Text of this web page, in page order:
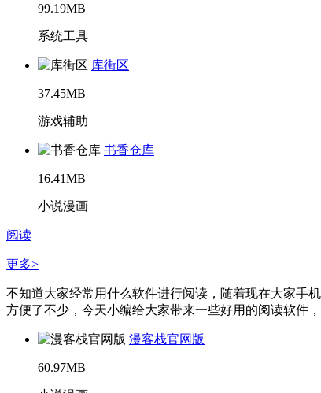
99.19MB
系统工具
库街区
37.45MB
游戏辅助
书香仓库
16.41MB
小说漫画
阅读
更多>
不知道大家经常用什么软件进行阅读，随着现在大家手
方便了不少，今天小编给大家带来一些好用的阅读软件
漫客栈官网版
60.97MB